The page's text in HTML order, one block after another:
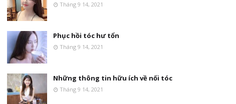
Tháng 9 14, 2021
Phục hồi tóc hư tổn
Tháng 9 14, 2021
Những thông tin hữu ích về nối tóc
Tháng 9 14, 2021